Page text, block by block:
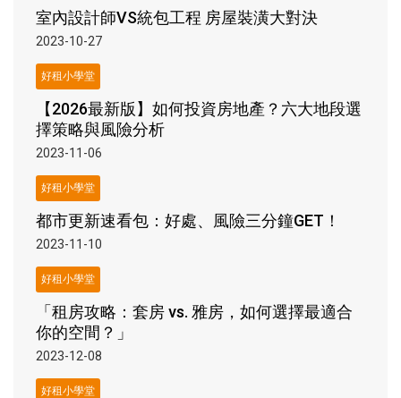
室內設計師VS統包工程 房屋裝潢大對決
2023-10-27
好租小學堂
【2026最新版】如何投資房地產？六大地段選
擇策略與風險分析
2023-11-06
好租小學堂
都市更新速看包：好處、風險三分鐘GET！
2023-11-10
好租小學堂
「租房攻略：套房 vs. 雅房，如何選擇最適合
你的空間？」
2023-12-08
好租小學堂